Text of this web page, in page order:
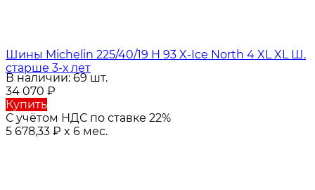
Шины Michelin 225/40/19 H 93 X-Ice North 4 XL XL Ш.
старше 3-х лет
В наличии: 69 шт.
34 070 ₽
Купить
С учётом НДС по ставке 22%
5 678,33 ₽ x 6 мес.